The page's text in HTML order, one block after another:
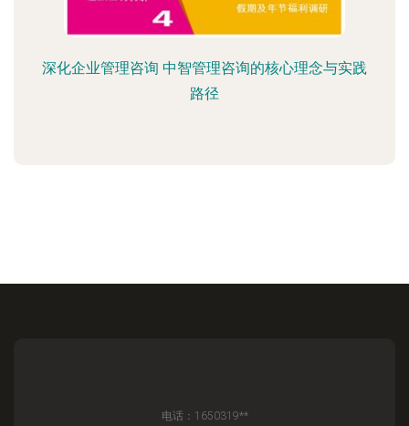
深化企业管理咨询 中智管理咨询的核心理念与实践
路径
电话：1650319**